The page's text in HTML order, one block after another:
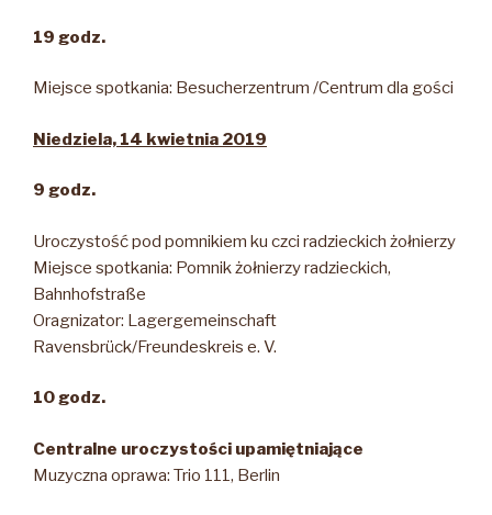
19 godz.
Miejsce spotkania: Besucherzentrum /Centrum dla gości
Niedziela, 14 kwietnia 2019
9 godz.
Uroczystość pod pomnikiem ku czci radzieckich żołnierzy
Miejsce spotkania: Pomnik żołnierzy radzieckich,
Bahnhofstraße
Oragnizator: Lagergemeinschaft
Ravensbrück/Freundeskreis e. V.
10 godz.
Centralne uroczystości upamiętniające
Muzyczna oprawa: Trio 111, Berlin